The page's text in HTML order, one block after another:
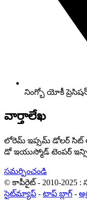
నింగ్బో యోకీ
వార్తాలేఖ
లోరెమ్ ఇప్సమ్ డోలర్ సిట్
డో ఇయుస్మోడ్ టెంపర్
సమర్పించండి
© కాపీరైట్ - 2010-2025 :
సైట్‌మ్యాప్ - టాప్ బ్లాగ్-